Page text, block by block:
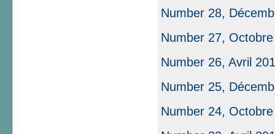
Number 28,
Number 27,
Number 26, Avril
Number 25,
Number 24,